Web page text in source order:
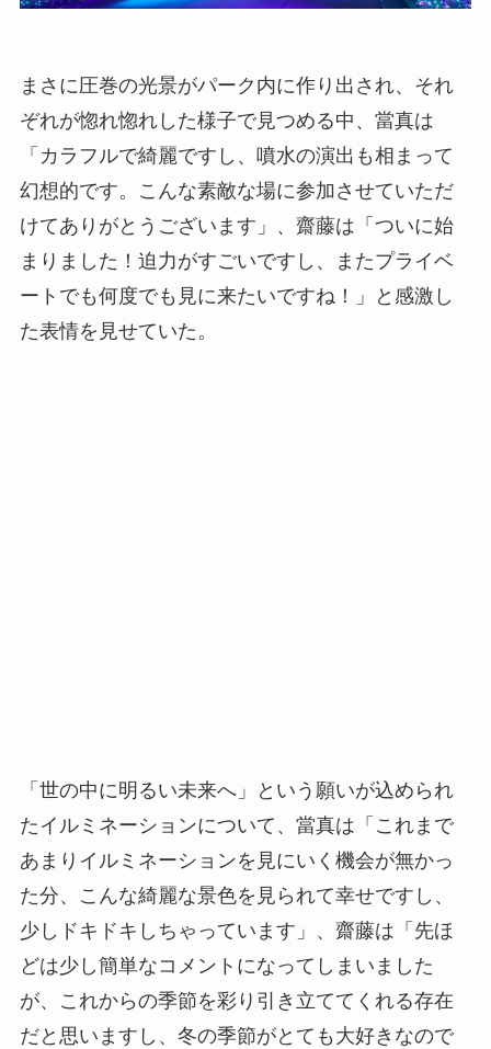
まさに圧巻の光景がパーク内に作り出され、それ
ぞれが惚れ惚れした様子で見つめる中、當真は
「カラフルで綺麗ですし、噴水の演出も相まって
幻想的です。こんな素敵な場に参加させていただ
けてありがとうございます」、齋藤は「ついに始
まりました！迫力がすごいですし、またプライベ
ートでも何度でも見に来たいですね！」と感激し
た表情を見せていた。
「世の中に明るい未来へ」という願いが込められ
たイルミネーションについて、當真は「これまで
あまりイルミネーションを見にいく機会が無かっ
た分、こんな綺麗な景色を見られて幸せですし、
少しドキドキしちゃっています」、齋藤は「先ほ
どは少し簡単なコメントになってしまいました
が、これからの季節を彩り引き立ててくれる存在
だと思いますし、冬の季節がとても大好きなので